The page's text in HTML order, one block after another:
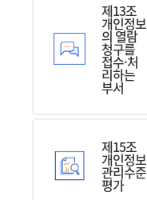
제13조
개인정보
의 열람
청구를
접수·처
리하는
부서
제15조
개인정보
관리수준
평가